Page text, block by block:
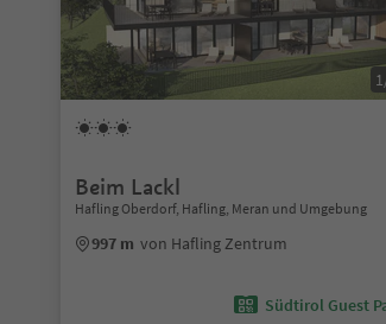
Beim Lackl
Hafling Oberdorf, Hafling, Meran und Umgebung
997 m von Hafling Zentrum
Südtirol Guest